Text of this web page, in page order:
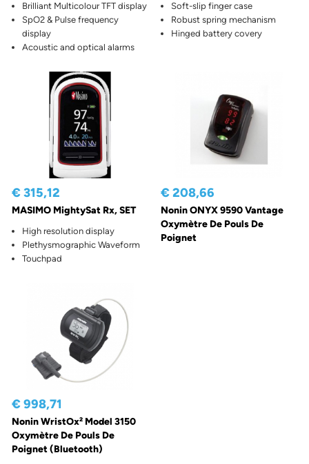
Brilliant Multicolour TFT display
SpO2 & Pulse frequency
display
Acoustic and optical alarms
Soft-slip finger case
Robust spring mechanism
Hinged battery covery
€ 315,12
MASIMO MightySat Rx, SET
High resolution display
Plethysmographic Waveform
Touchpad
€ 208,66
Nonin ONYX 9590 Vantage
Oxymètre De Pouls De
Poignet
€ 998,71
Nonin WristOx² Model 3150
Oxymètre De Pouls De
Poignet (Bluetooth)